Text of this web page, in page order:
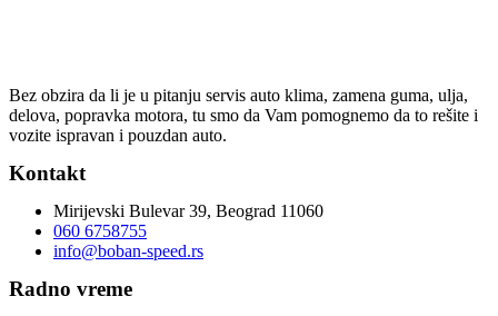
Bez obzira da li je u pitanju servis auto klima, zamena guma, ulja,
delova, popravka motora, tu smo da Vam pomognemo da to rešite i
vozite ispravan i pouzdan auto.
Kontakt
Mirijevski Bulevar 39, Beograd 11060
060 6758755
info@boban-speed.rs
Radno vreme